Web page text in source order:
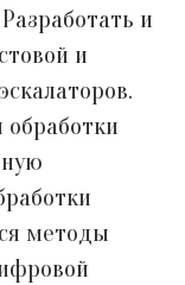
и
и
методы